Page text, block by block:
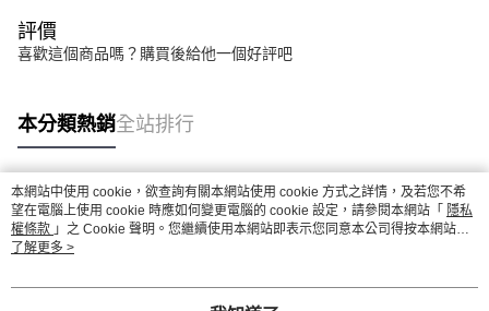
評價
喜歡這個商品嗎？購買後給他一個好評吧
本分類熱銷全站排行
熱門標籤
本網站中使用 cookie，欲查詢有關本網站使用 cookie 方式之詳情，及若您不希
望在電腦上使用 cookie 時應如何變更電腦的 cookie 設定，請參閱本網站「 隱私
權條款 」之 Cookie 聲明。您繼續使用本網站即表示您同意本公司得按本網站使
用條款之 Cookie 聲明使用 cookie。
了解更多 >